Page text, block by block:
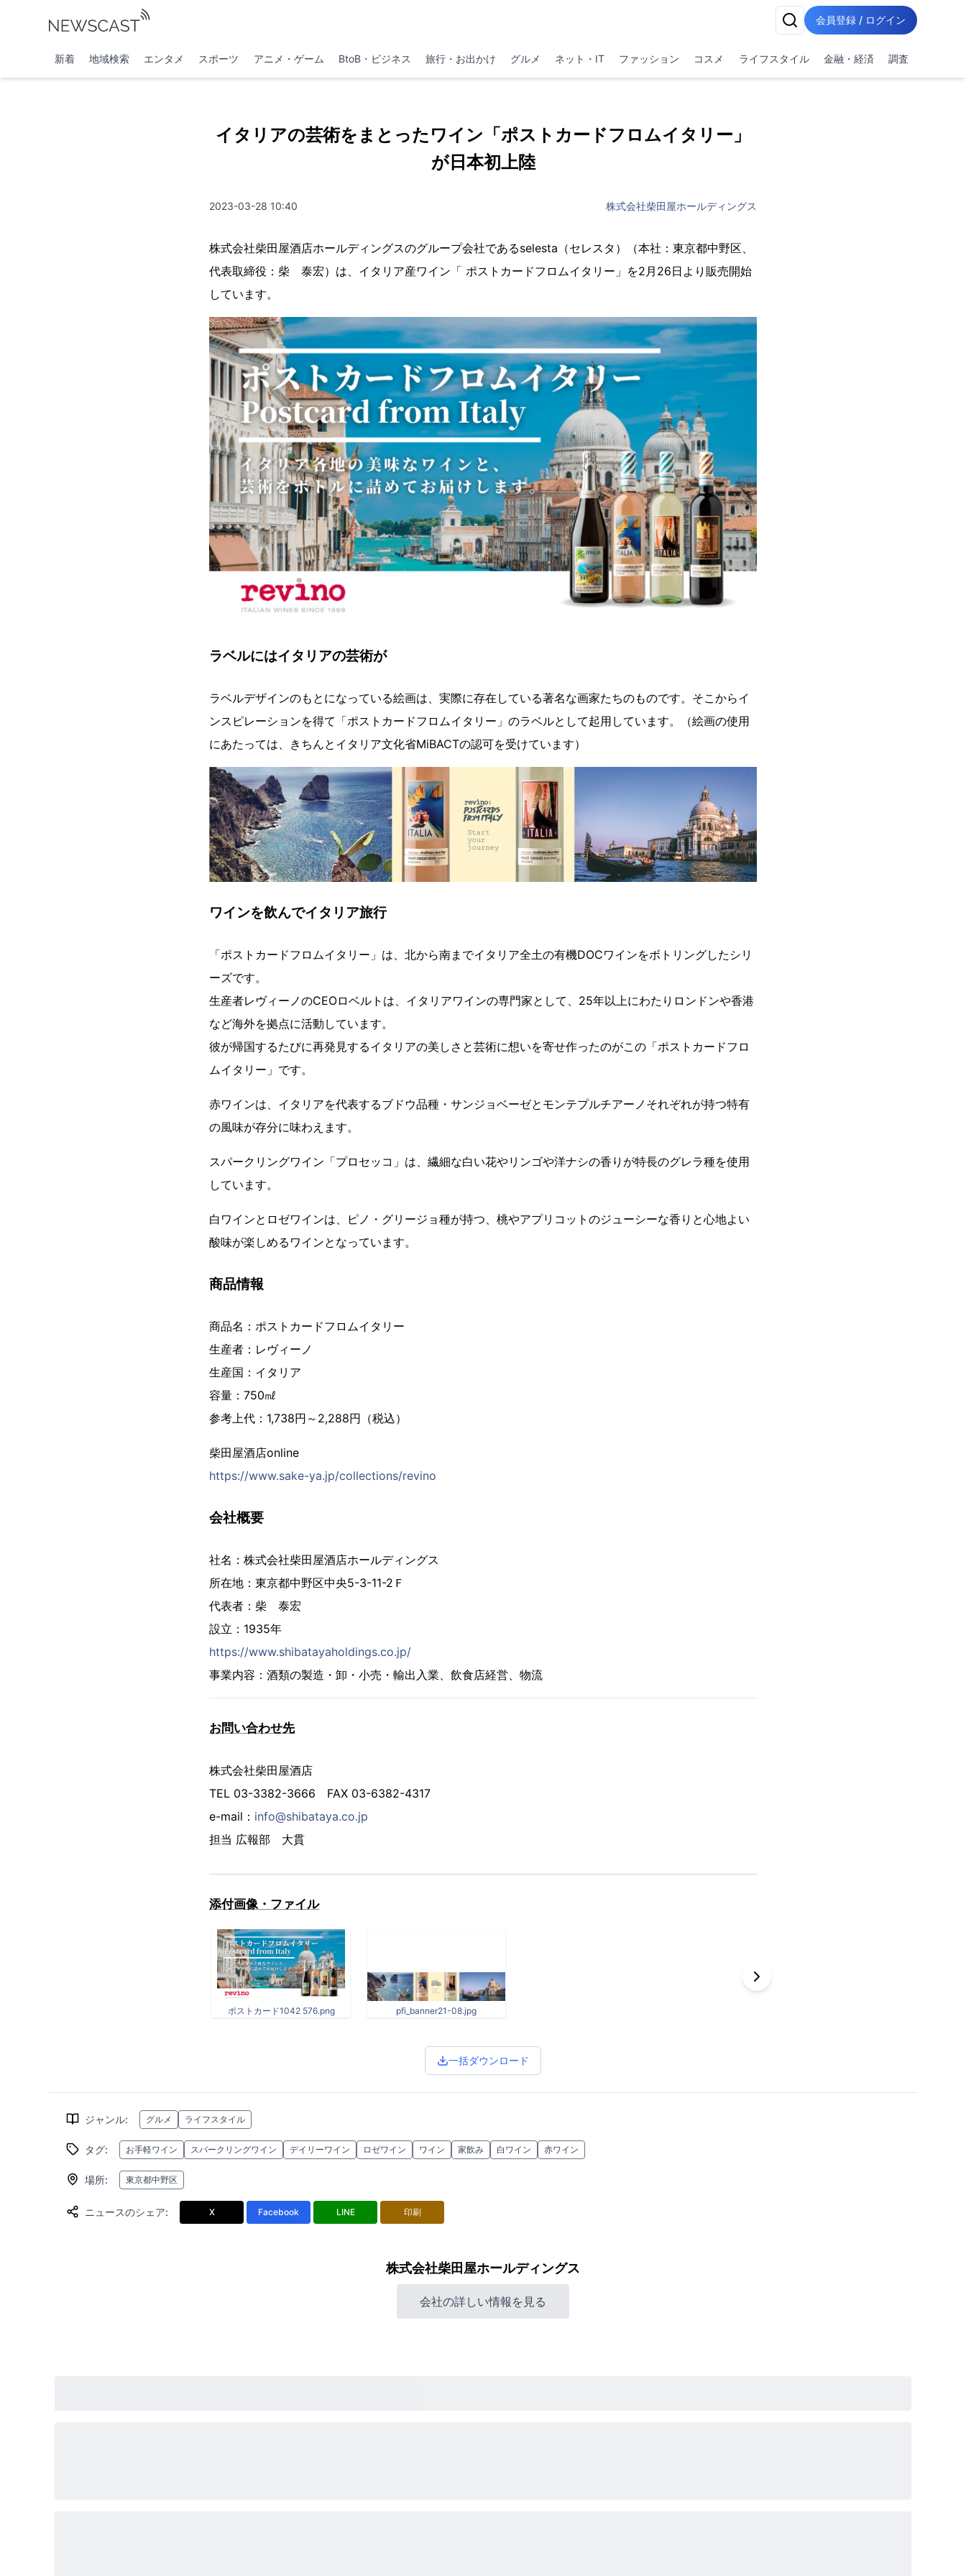
会員登録 / ログイン
新着 地域検索 エンタメ スポーツ アニメ・ゲーム BtoB・ビジネス 旅行・お出かけ グルメ ネット・IT ファッション コスメ ライフスタイル 金融・経済 調査
イタリアの芸術をまとったワイン「ポストカードフロムイタリー」
が日本初上陸
2023-03-28 10:40 株式会社柴田屋ホールディングス
株式会社柴田屋酒店ホールディングスのグループ会社であるselesta（セレスタ）（本社：東京都中野区、
代表取締役：柴 泰宏）は、イタリア産ワイン「 ポストカードフロムイタリー」を2月26日より販売開始
しています。
ラベルにはイタリアの芸術が
ラベルデザインのもとになっている絵画は、実際に存在している著名な画家たちのものです。そこからイ
ンスピレーションを得て「ポストカードフロムイタリー」のラベルとして起用しています。（絵画の使用
にあたっては、きちんとイタリア文化省MiBACTの認可を受けています）
ワインを飲んでイタリア旅行
「ポストカードフロムイタリー」は、北から南までイタリア全土の有機DOCワインをボトリングしたシリ
ーズです。
生産者レヴィーノのCEOロベルトは、イタリアワインの専門家として、25年以上にわたりロンドンや香港
など海外を拠点に活動しています。
彼が帰国するたびに再発見するイタリアの美しさと芸術に想いを寄せ作ったのがこの「ポストカードフロ
ムイタリー」です。
赤ワインは、イタリアを代表するブドウ品種・サンジョベーゼとモンテプルチアーノそれぞれが持つ特有
の風味が存分に味わえます。
スパークリングワイン「プロセッコ」は、繊細な白い花やリンゴや洋ナシの香りが特長のグレラ種を使用
しています。
白ワインとロゼワインは、ピノ・グリージョ種が持つ、桃やアプリコットのジューシーな香りと心地よい
酸味が楽しめるワインとなっています。
商品情報
商品名：ポストカードフロムイタリー
生産者：レヴィーノ
生産国：イタリア
容量：750㎖
参考上代：1,738円～2,288円（税込）
柴田屋酒店online
https://www.sake-ya.jp/collections/revino
会社概要
社名：株式会社柴田屋酒店ホールディングス
所在地：東京都中野区中央5-3-11-2Ｆ
代表者：柴 泰宏
設立：1935年
https://www.shibatayaholdings.co.jp/
事業内容：酒類の製造・卸・小売・輸出入業、飲食店経営、物流
お問い合わせ先
株式会社柴田屋酒店
TEL 03-3382-3666 FAX 03-6382-4317
e-mail： info@shibataya.co.jp
担当 広報部 大貫
添付画像・ファイル
ポストカード1042 576.png pfi_banner21-08.jpg
一括ダウンロード
ジャンル: グルメ ライフスタイル
タグ: お手軽ワイン スパークリングワイン デイリーワイン ロゼワイン ワイン 家飲み 白ワイン 赤ワイン
場所: 東京都中野区
ニュースのシェア: X Facebook LINE 印刷
株式会社柴田屋ホールディングス
会社の詳しい情報を見る